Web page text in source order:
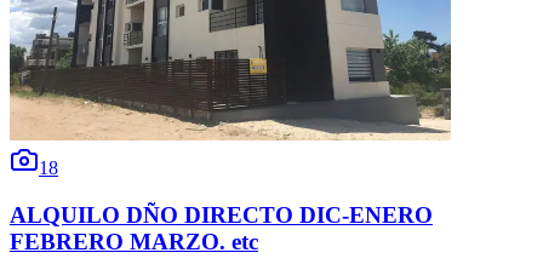
18
ALQUILO DÑO DIRECTO DIC-ENERO
FEBRERO MARZO. etc